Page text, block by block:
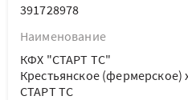
391728978
Наименование
КФХ "СТАРТ ТС"
Крестьянское (фермерское)
СТАРТ ТС